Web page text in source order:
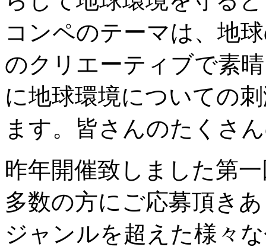
コンペのテーマは、地
のクリエーティブで素
に地球環境についての
ます。皆さんのたくさ
昨年開催致しました第
多数の方にご応募頂き
ジャンルを超えた様々